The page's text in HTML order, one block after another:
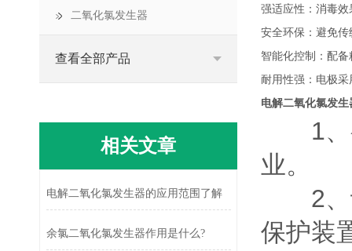
强适应性：消毒
安全环保：避免
智能化控制：配
耐用性强：电极
电解二氧化氯发
1、初
业。
2、设
保护装
二氧化氯发生器
查看全部产品
相关文章
电解二氧化氯发生器的应用范围了解
余氯二氧化氯发生器作用是什么?